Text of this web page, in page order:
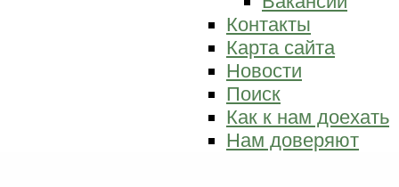
Контакты
Карта сайта
Новости
Поиск
Как к нам доехать
Нам доверяют